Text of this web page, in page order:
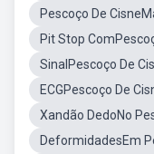
Pescoço De
Pit Stop
SinalPescoço De
ECGPescoço De
Xandão DedoNo
DeformidadesEm